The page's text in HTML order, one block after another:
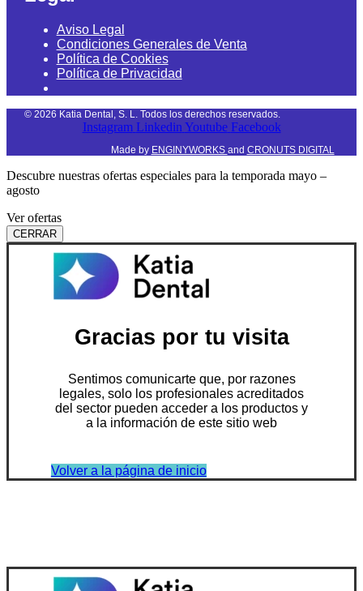
Aviso Legal
Condiciones Generales de Venta
Política de Cookies
Política de Privacidad
© 2026 Katia Dental, S. L. Todos los derechos reservados.
Instagram Linkedin Youtube Facebook
Made by ENGINYWORKS and CRONUTS DIGITAL
Descubre nuestras ofertas especiales para la temporada mayo –
agosto
Ver ofertas
CERRAR
Gracias por tu visita
Sentimos comunicarte que, por razones
legales, solo los profesionales acreditados
del sector pueden acceder a los productos y
a la información de este sitio web
Volver a la página de inicio